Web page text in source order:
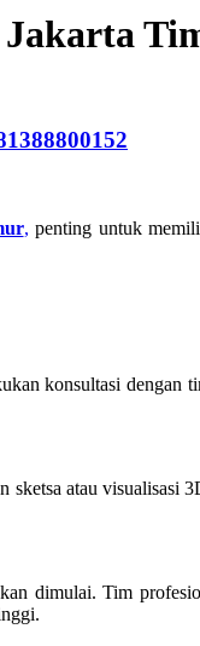
, penting untuk
konsultasi dengan
sketsa atau visualisasi
dimulai. Tim